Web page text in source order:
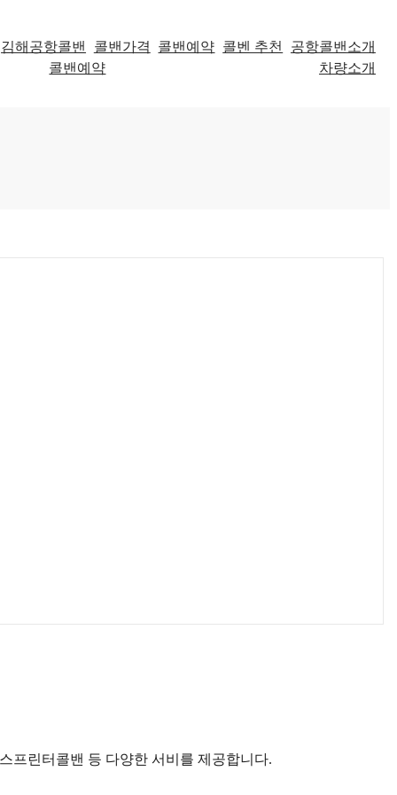
김해공항콜밴 콜밴가격 콜밴예약 콜벤 추천
공항콜밴소개
콜밴예약 차량소개
프린터콜밴 등 다양한 서비를 제공합니다.